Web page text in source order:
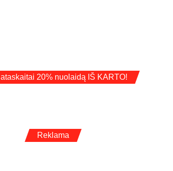
20% nuolaidą IŠ KARTO!
Reklama